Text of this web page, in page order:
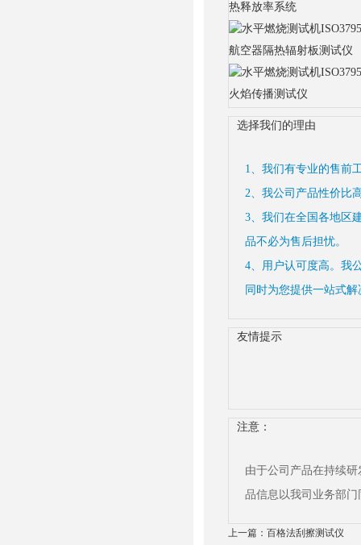
热释放率系统
航空器隔热辐射板测试仪
火焰传播测试仪
选择我们的理由
1、我们有专业的售前
2、我公司产品性价比
3、我们在全国各地区
品不必为售后担忧。
4、用户认可度高。我
同时为您提供一站式
友情提示
注意：
由于公司产品在持续
品信息以我司业务部
上一篇： 百格法刮擦测试仪